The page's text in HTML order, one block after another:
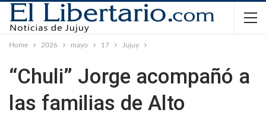
Home 2026 mayo 17 Jujuy
“Chuli” Jorge acompañó a
las familias de Alto